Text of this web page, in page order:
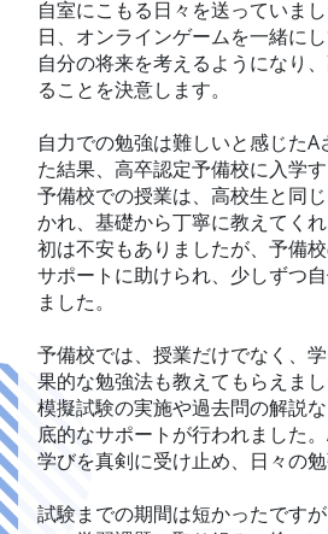
自室にこもる日々を送っていま
日、オンラインゲームを一緒に
自分の将来を考えるようになり
ることを決意します。
自力での勉強は難しいと感じたA
た結果、高卒認定予備校に入学す
予備校での授業は、高校生と同
かれ、基礎から丁寧に教えてく
初は不安もありましたが、予備
サポートに助けられ、少しずつ
ました。
予備校では、授業だけでなく、
果的な勉強法も教えてもらえまし
模擬試験の実施や過去問の解説
底的なサポートが行われました
学びを真剣に受け止め、日々の勉
試験までの期間は短かったです